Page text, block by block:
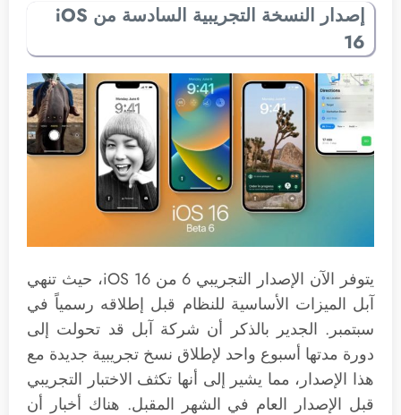
إصدار النسخة التجريبية السادسة من iOS
16
يتوفر الآن الإصدار التجريبي 6 من iOS 16، حيث تنهي
آبل الميزات الأساسية للنظام قبل إطلاقه رسمياً في
سبتمبر. الجدير بالذكر أن شركة آبل قد تحولت إلى
دورة مدتها أسبوع واحد لإطلاق نسخ تجريبية جديدة مع
هذا الإصدار، مما يشير إلى أنها تكثف الاختبار التجريبي
قبل الإصدار العام في الشهر المقبل. هناك أخبار أن